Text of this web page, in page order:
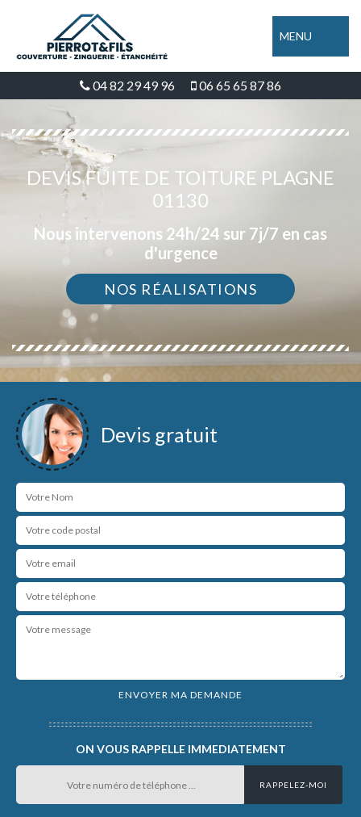
MENU
04 82 29 49 96 06 65 65 87 86
DEVIS FUITE DE TOITURE PLAGNE
01130
Nous intervenons 24h/24 sur 7j/7 en cas
d'urgence
NOS RÉALISATIONS
Devis gratuit
ON VOUS RAPPELLE IMMEDIATEMENT